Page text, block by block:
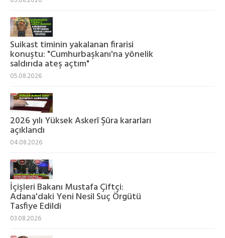
Suikast timinin yakalanan firarisi
konuştu: "Cumhurbaşkanı'na yönelik
saldırıda ateş açtım"
05.08.2026
2026 yılı Yüksek Askerî Şûra kararları
açıklandı
04.08.2026
İçişleri Bakanı Mustafa Çiftçi:
Adana'daki Yeni Nesil Suç Örgütü
Tasfiye Edildi
03.08.2026